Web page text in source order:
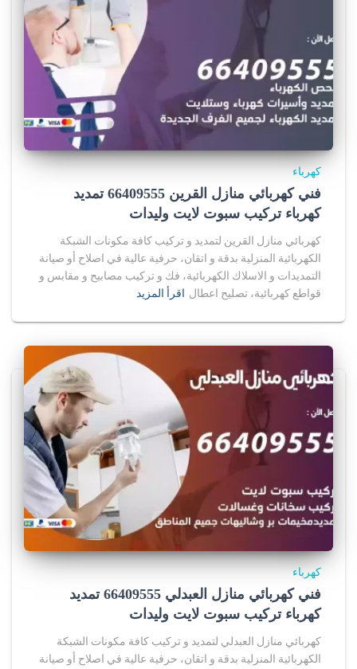
كهرباء
فني كهربائي منازل القرين 66409555 تمديد
كهرباء تركيب سبوت لايت وليدات
كهربائي منازل القرين لتمديد و تركيب كافة مكونات الشبكة
الكهربائية المنزلية بدقة و اتقان، حرفية عالية في اصلاح أو صيانة
التمديدات و الاسلاك الكهربائية، فك و تركيب مصابيح و مقابس و
قواطع كهربائية، تصليح اعطال اقرأ المزيد
كهرباء
فني كهربائي منازل العبدلي 66409555 تمديد
كهرباء تركيب سبوت لايت وليدات
كهربائي منازل العبدلي لتمديد و تركيب كافة مكونات الشبكة
الكهربائية المنزلية بدقة و اتقان، حرفية عالية في اصلاح أو صيانة